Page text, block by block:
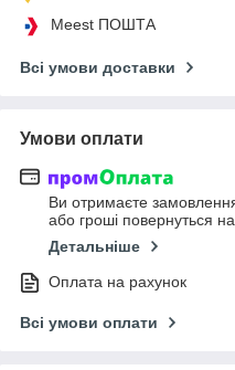
Meest ПОШТА
Всі умови доставки
Умови оплати
Ви отримаєте
або гроші повернуться
Детальніше
Оплата на рахунок
Всі умови оплати